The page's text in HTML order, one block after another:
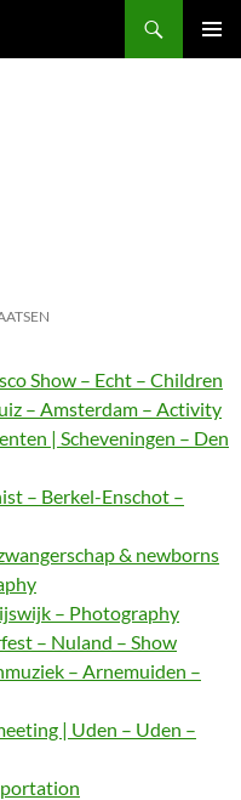
Show – Echt – Children
– Amsterdam – Activity
| Scheveningen – Den
– Berkel-Enschot –
& newborns
– Photography
– Nuland – Show
– Arnemuiden –
| Uden – Uden –